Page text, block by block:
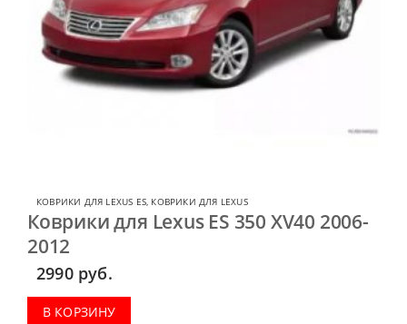
КОВРИКИ ДЛЯ LEXUS ES, КОВРИКИ ДЛЯ LEXUS
Коврики для Lexus ES 350 XV40 2006-
2012
2990 руб.
В КОРЗИНУ